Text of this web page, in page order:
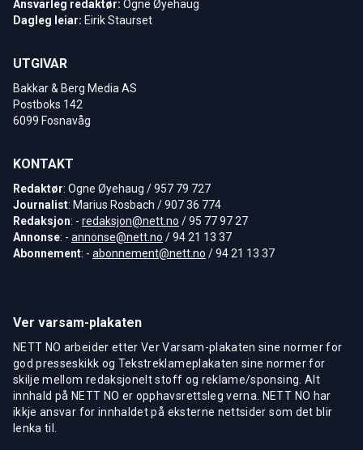
Ansvarleg redaktør: Ogne Øyehaug
Dagleg leiar: Eirik Staurset
UTGIVAR
Bakkar & Berg Media AS
Postboks 142
6099 Fosnavåg
KONTAKT
Redaktør: Ogne Øyehaug / 957 79 727
Journalist: Marius Rosbach / 907 36 774
Redaksjon: - redaksjon@nett.no / 95 77 97 27
Annonse: - annonse@nett.no / 94 21 13 37
Abonnement: - abonnement@nett.no / 94 21 13 37
Ver varsam-plakaten
NETT NO arbeider etter Ver Varsam-plakaten sine normer for
god presseskikk og Tekstreklameplakaten sine normer for
skilje mellom redaksjonelt stoff og reklame/sponsing. Alt
innhald på NETT NO er opphavsrettsleg verna. NETT NO har
ikkje ansvar for innhaldet på eksterne nettsider som det blir
lenka til.